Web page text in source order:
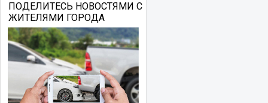
ПОДЕЛИТЕСЬ НОВОСТЯМИ С
ЖИТЕЛЯМИ ГОРОДА